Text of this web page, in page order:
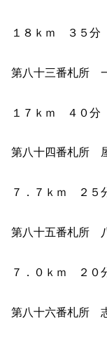
１８ｋｍ ３５分
第八十三番札所
１７ｋｍ ４０分
第八十四番札所
７．７ｋｍ ２５
第八十五番札所
７．０ｋｍ ２０
第八十六番札所